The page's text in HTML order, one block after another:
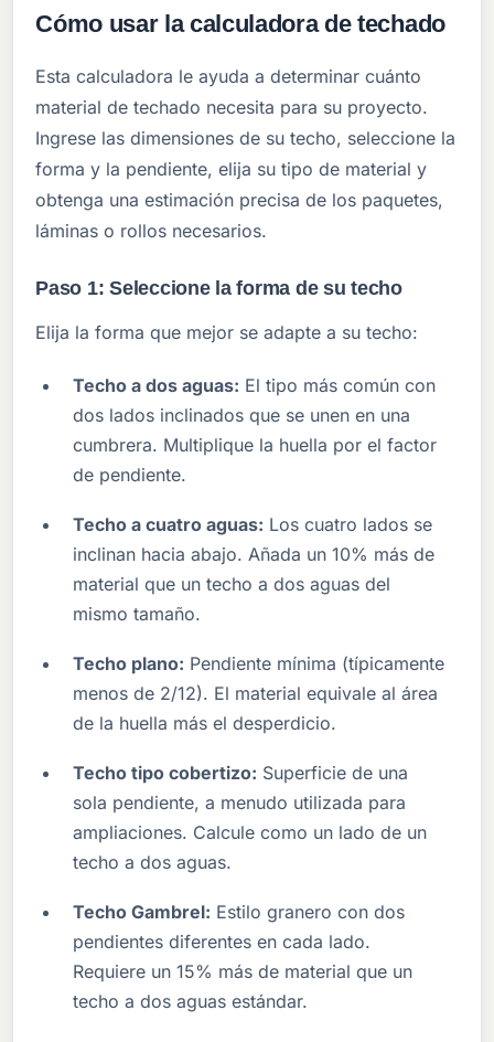
Cómo usar la calculadora de techado
Esta calculadora le ayuda a determinar cuánto
material de techado necesita para su proyecto.
Ingrese las dimensiones de su techo, seleccione la
forma y la pendiente, elija su tipo de material y
obtenga una estimación precisa de los paquetes,
láminas o rollos necesarios.
Paso 1: Seleccione la forma de su techo
Elija la forma que mejor se adapte a su techo:
Techo a dos aguas: El tipo más común con
dos lados inclinados que se unen en una
cumbrera. Multiplique la huella por el factor
de pendiente.
Techo a cuatro aguas: Los cuatro lados se
inclinan hacia abajo. Añada un 10% más de
material que un techo a dos aguas del
mismo tamaño.
Techo plano: Pendiente mínima (típicamente
menos de 2/12). El material equivale al área
de la huella más el desperdicio.
Techo tipo cobertizo: Superficie de una
sola pendiente, a menudo utilizada para
ampliaciones. Calcule como un lado de un
techo a dos aguas.
Techo Gambrel: Estilo granero con dos
pendientes diferentes en cada lado.
Requiere un 15% más de material que un
techo a dos aguas estándar.